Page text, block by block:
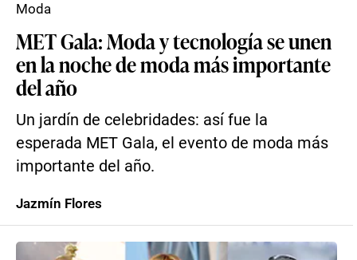
MET Gala: Moda y tecnología se unen
en la noche de moda más importante
del año
Un jardín de celebridades: así fue la
esperada MET Gala, el evento de moda más
importante del año.
Moda
Jazmín Flores